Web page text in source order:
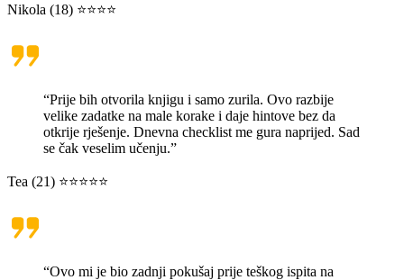
Nikola (18) ⭐⭐⭐⭐
“Prije bih otvorila knjigu i samo zurila. Ovo razbije
velike zadatke na male korake i daje hintove bez da
otkrije rješenje. Dnevna checklist me gura naprijed. Sad
se čak veselim učenju.”
Tea (21) ⭐⭐⭐⭐⭐
“Ovo mi je bio zadnji pokušaj prije teškog ispita na